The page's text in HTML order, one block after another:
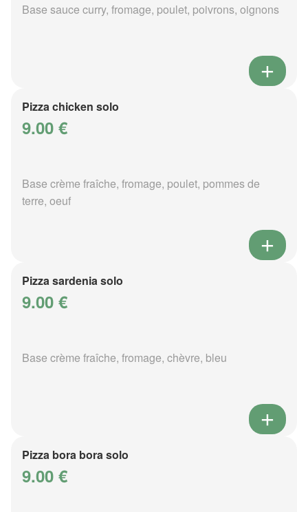
Base sauce curry, fromage, poulet, poivrons, oignons
Pizza chicken solo
9.00 €
Base crème fraîche, fromage, poulet, pommes de
terre, oeuf
Pizza sardenia solo
9.00 €
Base crème fraîche, fromage, chèvre, bleu
Pizza bora bora solo
9.00 €